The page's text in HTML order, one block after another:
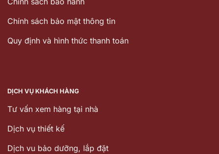
Chính sách bảo mật thông tin
Quy định và hình thức thanh toán
DỊCH VỤ KHÁCH HÀNG
Tư vấn xem hàng tại nhà
Dịch vụ thiết kế
Dịch vu bảo dưỡng, lắp đặt